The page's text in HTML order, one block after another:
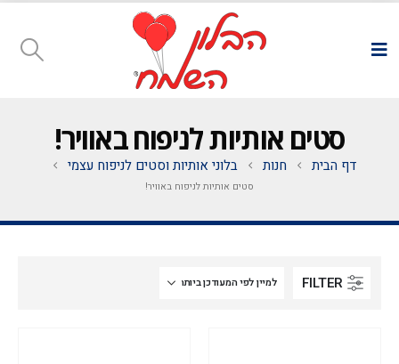
סטים אותיות לניפוח באוויר!
דף הבית חנות בלוני אותיות וסטים לניפוח עצמי
סטים אותיות לניפוח באוויר!
FILTER